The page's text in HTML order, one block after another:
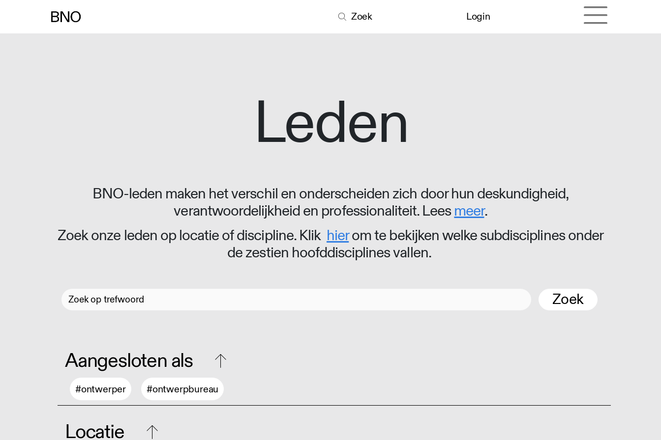
Zoek Login
Leden
BNO-leden maken het verschil en onderscheiden zich door hun deskundigheid,
verantwoordelijkheid en professionaliteit. Leesmeer.
Zoek onze leden op locatie of discipline. Klik hierom te bekijken welke subdisciplines onder
de zestien hoofddisciplines vallen.
Zoek
Aangesloten als
#ontwerper #ontwerpbureau
Locatie